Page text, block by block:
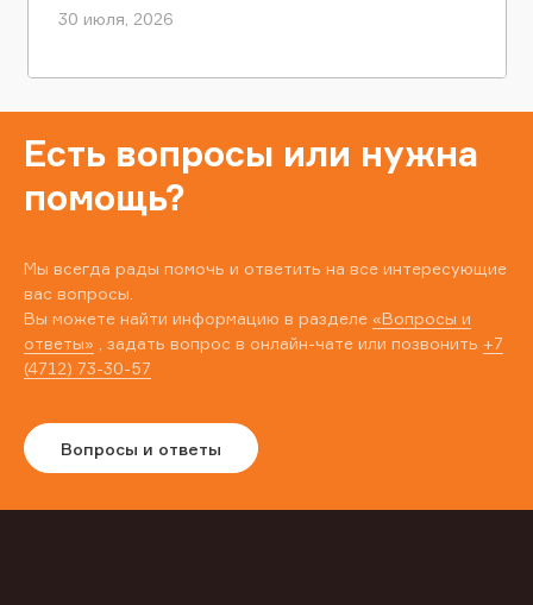
30 июля, 2026
Есть вопросы или нужна
помощь?
Мы всегда рады помочь и ответить на все интересующие
вас вопросы.
Вы можете найти информацию в разделе «Вопросы и
ответы» , задать вопрос в онлайн-чате или позвонить +7
(4712) 73-30-57
Вопросы и ответы